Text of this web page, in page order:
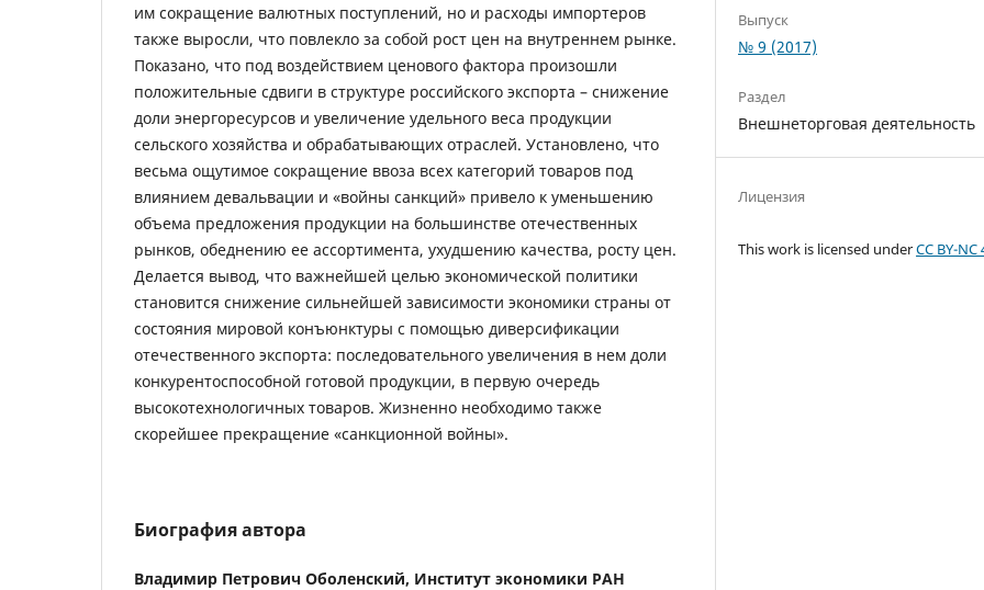
им сокращение валютных поступлений, но и расходы импортеров
также выросли, что повлекло за собой рост цен на внутреннем рынке.
Показано, что под воздействием ценового фактора произошли
положительные сдвиги в структуре российского экспорта – снижение
доли энергоресурсов и увеличение удельного веса продукции
сельского хозяйства и обрабатывающих отраслей. Установлено, что
весьма ощутимое сокращение ввоза всех категорий товаров под
влиянием девальвации и «войны санкций» привело к уменьшению
объема предложения продукции на большинстве отечественных
рынков, обеднению ее ассортимента, ухудшению качества, росту цен.
Делается вывод, что важнейшей целью экономической политики
становится снижение сильнейшей зависимости экономики страны от
состояния мировой конъюнктуры с помощью диверсификации
отечественного экспорта: последовательного увеличения в нем доли
конкурентоспособной готовой продукции, в первую очередь
высокотехнологичных товаров. Жизненно необходимо также
скорейшее прекращение «санкционной войны».
Биография автора
Владимир Петрович Оболенский, Институт экономики РАН
Выпуск
№ 9 (2017)
Раздел
Внешнеторговая деятельность
Лицензия
This work is licensed underCC BY-NC